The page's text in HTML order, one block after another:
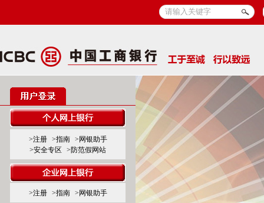
>注册 >指南
>网银助手
>安全专区
>防范假网站
>注册 >指南 >网银助手